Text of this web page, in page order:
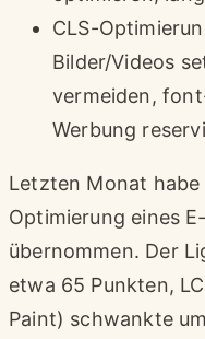
CLS-
Bilder/Videos
vermeiden,
Werbung
Letzten Monat
Optimierung eines
übernommen. Der
etwa 65 Punkten,
Paint) schwankte